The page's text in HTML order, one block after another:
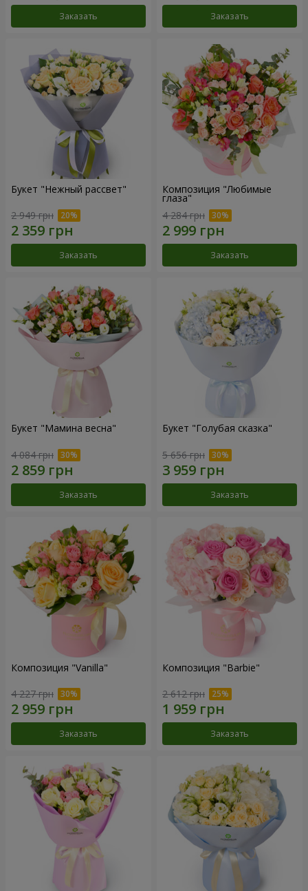
Заказать Заказать
Букет "Нежный рассвет"
2 949 грн
Заказать
Композиция "Любимые
глаза"
4 284 грн
Заказать
Букет "Мамина весна"
4 084 грн
Заказать
Букет "Голубая сказка"
5 656 грн
Заказать
Композиция "Vanilla"
4 227 грн
Заказать
Композиция "Barbie"
2 612 грн
Заказать